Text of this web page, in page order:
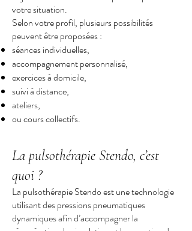
votre situation.
Selon votre profil, plusieurs possibilités
peuvent être proposées :
séances individuelles,
accompagnement personnalisé,
exercices à domicile,
suivi à distance,
ateliers,
ou cours collectifs.
La pulsothérapie Stendo, c’est
quoi ?
La pulsothérapie Stendo est une technologie
utilisant des pressions pneumatiques
dynamiques afin d’accompagner la